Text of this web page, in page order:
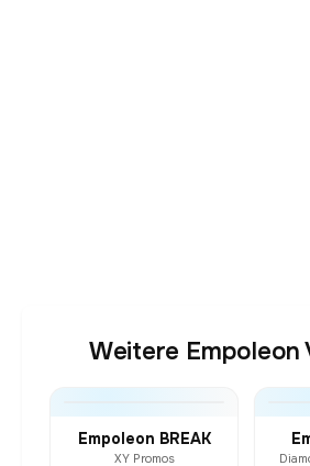
Weitere Empoleon
Empoleon BREAK
XY Promos